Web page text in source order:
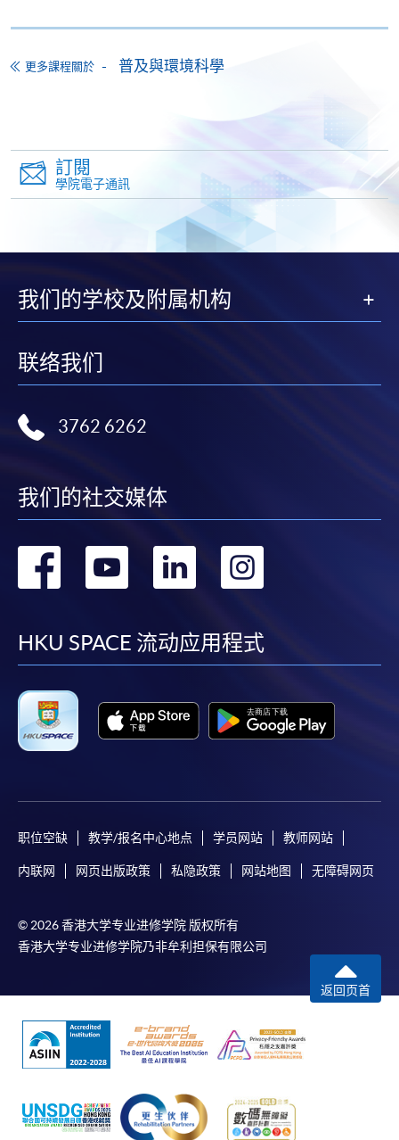
更多課程關於 普及與環境科學
訂閱
學院電子通訊
我们的学校及附属机构
联络我们
3762 6262
我们的社交媒体
转
facebook
转
youtube
转
linkedin
转
HKU SPACE 流动应用程式
职位空缺 教学/报名中心地点 学员网站 教师网站
内联网 网页出版政策 私隐政策 网站地图 无障碍网页
© 2026 香港大学专业进修学院 版权所有
香港大学专业进修学院乃非牟利担保有限公司
返回页首